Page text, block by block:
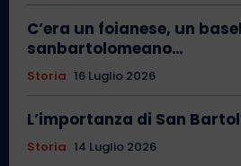
C’era un foianese, un
sanbartolomeano…
Storia 16 Luglio 2026
L’importanza di San
Storia 14 Luglio 2026